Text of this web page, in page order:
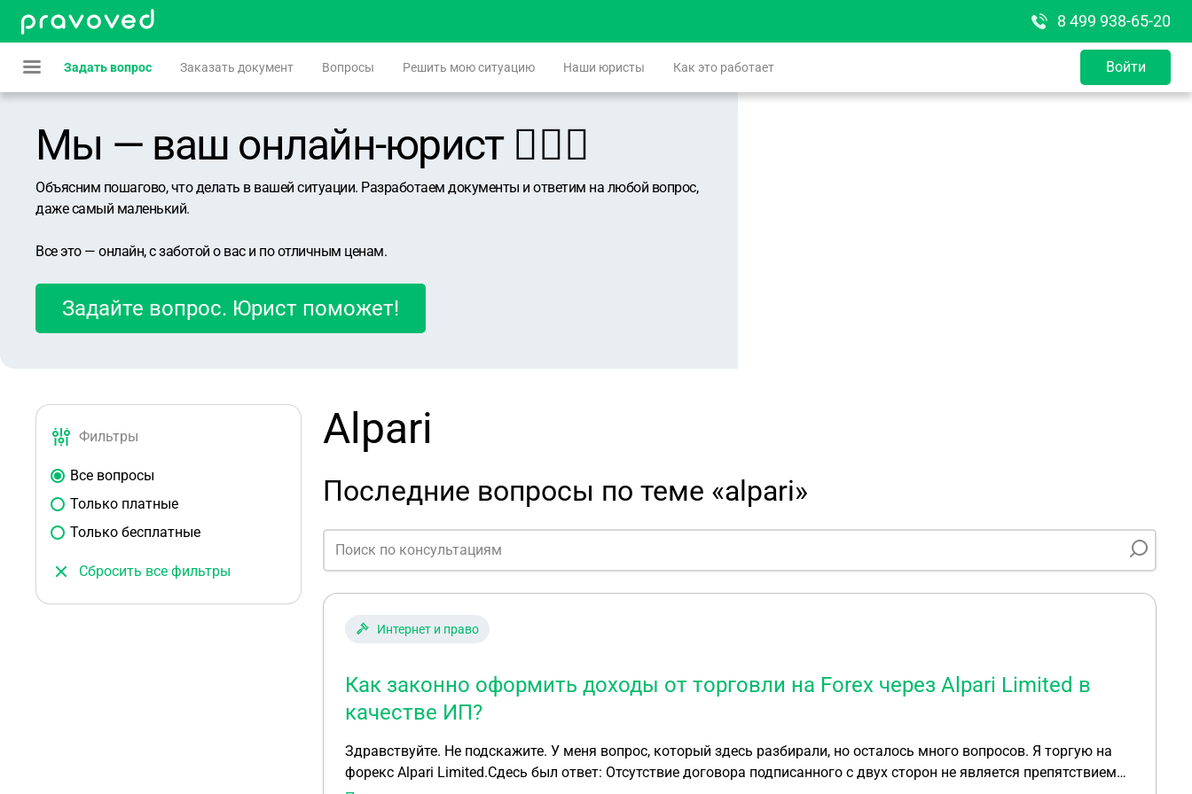
8 499 938-65-20
Задать вопрос Заказать документ Вопросы Решить мою ситуацию Наши юристы Как это работает Войти
Мы — ваш онлайн-юрист 👨🏻‍⚖️
Объясним пошагово, что делать в вашей ситуации. Разработаем документы и ответим на любой вопрос,
даже самый маленький.
Все это — онлайн, с заботой о вас и по отличным ценам.
Задайте вопрос. Юрист поможет!
Фильтры
Все вопросы
Только платные
Только бесплатные
Сбросить все фильтры
Alpari
Последние вопросы по теме «alpari»
Интернет и право
Как законно оформить доходы от торговли на Forex через Alpari Limited в
качестве ИП?
Здравствуйте. Не подскажите. У меня вопрос, который здесь разбирали, но осталось много вопросов. Я торгую на
форекс Alpari Limited.Сдесь был ответ: Отсутствие договора подписанного с двух сторон не является препятствием